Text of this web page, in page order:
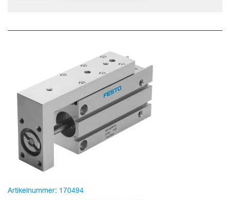
Artikelnummer: 170494